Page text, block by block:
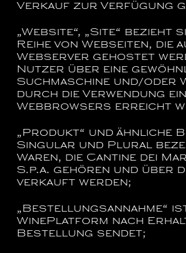
Verkauf zur Verfügung
„Website“, „Site“ bezieht
Reihe von Webseiten, die
Webserver gehostet
Nutzer über eine
Suchmaschine und/oder
durch die Verwendung
Webbrowsers erreicht
„Produkt“ und ähnliche
Singular und Plural
Waren, die Cantine dei
S.p.a. gehören und über
verkauft werden;
„Bestellungsannahme“
WinePlatform nach
Bestellung sendet;